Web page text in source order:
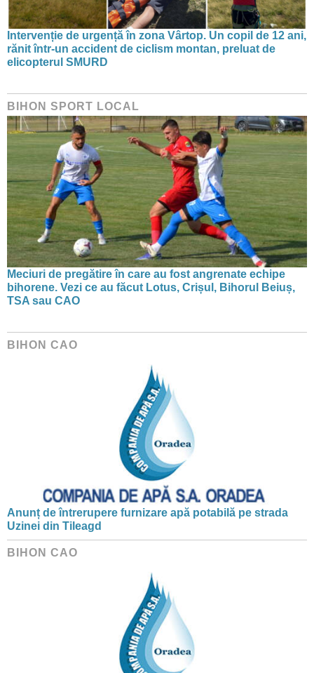
Intervenție de urgență în zona Vârtop. Un copil de 12 ani,
rănit într-un accident de ciclism montan, preluat de
elicopterul SMURD
BIHON SPORT LOCAL
Meciuri de pregătire în care au fost angrenate echipe
bihorene. Vezi ce au făcut Lotus, Crișul, Bihorul Beiuș,
TSA sau CAO
BIHON CAO
Anunț de întrerupere furnizare apă potabilă pe strada
Uzinei din Tileagd
BIHON CAO